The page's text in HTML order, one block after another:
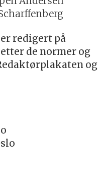
redigert på
de normer og
og